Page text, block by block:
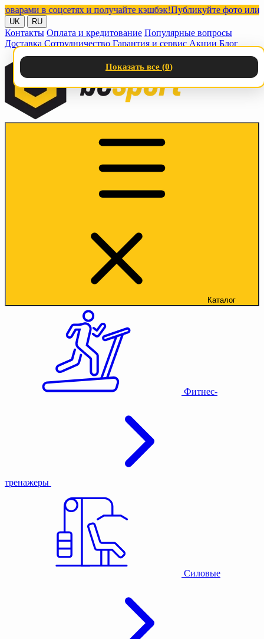
в соцсетях и получайте кэшбэк!Публикуйте фото или видео
UK RU
Контакты Оплата и кредитование Популярные вопросы
Доставка Сотрудничество Гарантия и сервис Акции Блог
Каталог
Фитнес-
тренажеры
Силовые
Показать все (0)